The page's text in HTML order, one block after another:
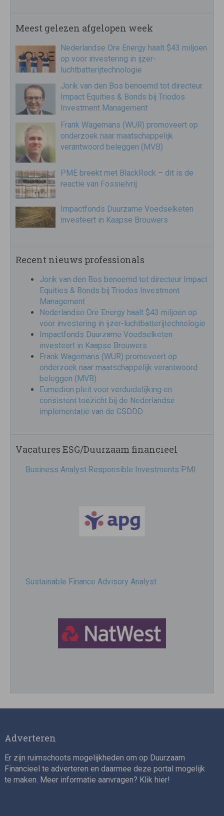
Meest gelezen afgelopen week
Nederlandse Ore Energy haalt $43 miljoen
op voor investering in ijzer-
luchtbatterijtechnologie
Jorik van den Bos benoemd tot directeur
Impact Equities & Bonds bij Triodos
Investment Management
Frank Wagemans (WUR) promoveert op
onderzoek naar maatschappelijk
verantwoord beleggen (MVB)
PME breekt met BlackRock – dit is de
reactie van Fossielvrij
Impactfonds Duurzame Voedselketen
investeert in Kaapse Brouwers
Recent nieuws professionals
Jorik van den Bos benoemd tot directeur Impact
Equities & Bonds bij Triodos Investment
Management
Nederlandse Ore Energy haalt $43 miljoen op
voor investering in ijzer-luchtbatterijtechnologie
Impactfonds Duurzame Voedselketen
investeert in Kaapse Brouwers
Frank Wagemans (WUR) promoveert op
onderzoek naar maatschappelijk verantwoord
beleggen (MVB)
Eumedion pleit voor verduidelijking en
consistent toezicht bij de Nederlandse
implementatie van de CSDDD
Vacatures ESG/Duurzaam financieel
Business Analyst Responsible Investments PMI
Sustainable Finance Advisory Analyst
Director, Impact Investing
Adverteren
Er zijn ruimschoots mogelijkheden om op Duurzaam
Financieel te adverteren en daarmee deze portal mogelijk
te maken. Meer informatie aanvragen? Klik hier!